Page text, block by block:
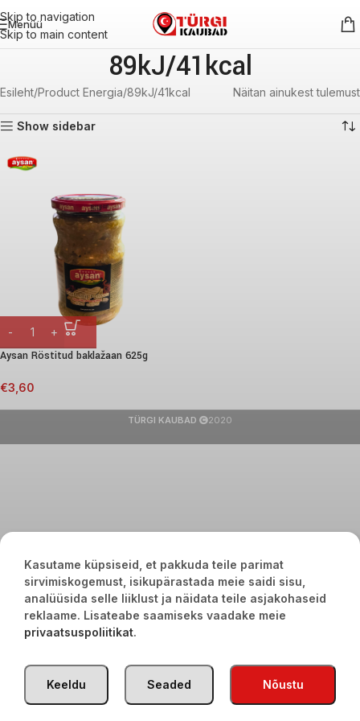
Skip to navigation
Skip to main content
Menüü
89kJ/41kcal
Esileht Product Energia 89kJ/41kcal Näitan ainukest tulemust
Show sidebar
Aysan Röstitud baklažaan 625g
€3,60
TÜRGI KAUBAD 2020
Kasutame küpsiseid, et pakkuda teile parimat
sirvimiskogemust, isikupärastada meie saidi sisu,
analüüsida selle liiklust ja näidata teile asjakohaseid
reklaame. Lisateabe saamiseks vaadake meie
privaatsuspoliitikat.
Nõustu
Seaded
Keeldu